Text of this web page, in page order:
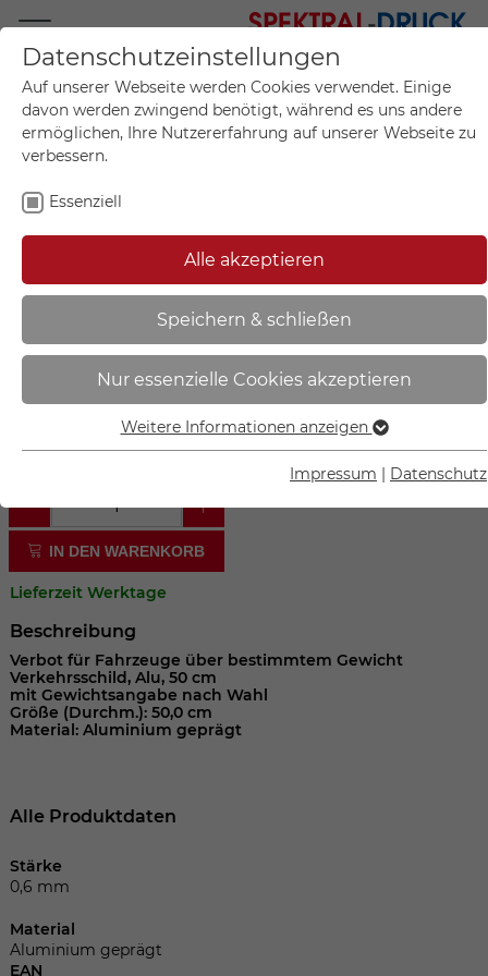
Mo.-Fr. 09:00-17:00
+49 (0)711 55 75 25
Mein Konto
Mein Warenkorb
Sie sind hier: Start
Verkehrsschild | Verbot für
Fahrzeuge über bestimmtem
Gewicht VZ: 262 - 11.5261
IN DEN WARENKORB
Lieferzeit Werktage
Beschreibung
Verbot für Fahrzeuge über bestimmtem Gewicht
Verkehrsschild, Alu, 50 cm
mit Gewichtsangabe nach Wahl
Größe (Durchm.): 50,0 cm
Material: Aluminium geprägt
Alle Produktdaten
Stärke
0,6 mm
Material
Aluminium geprägt
EAN
Datenschutzeinstellungen
Auf unserer Webseite werden Cookies verwendet. Einige
davon werden zwingend benötigt, während es uns andere
ermöglichen, Ihre Nutzererfahrung auf unserer Webseite zu
verbessern.
Essenziell
Alle akzeptieren
Speichern & schließen
Nur essenzielle Cookies akzeptieren
Essenziell
Essenzielle Cookies werden für grundlegende Funktionen
die Webseite einwandfrei funktioniert.
Name cookie_optin
Laufzeit 1 Jahr
Zweck
Dieses Cookie wird verwendet, um Ihre
Cookie-Einstellungen für diese Website
Anbieter
Laufzeit
Cookie-Informationen anzeigen
Weitere Informationen anzeigen
Impressum Datenschutz